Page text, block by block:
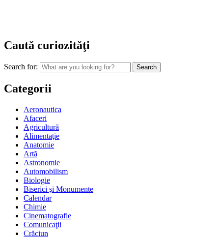
Caută curiozităţi
Search for:
Categorii
Aeronautica
Afaceri
Agricultură
Alimentaţie
Anatomie
Artă
Astronomie
Automobilism
Biologie
Biserici şi Monumente
Calendar
Chimie
Cinematografie
Comunicaţii
Crăciun